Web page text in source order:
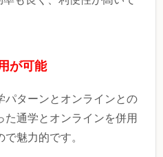
が可能
パターンとオンラインとの
通学とオンラインを併用
魅力的です。